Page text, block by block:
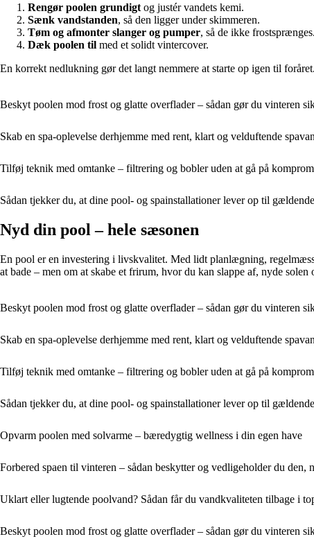
Rengør poolen grundigt og justér vandets kemi.
Sænk vandstanden, så den ligger under skimmeren.
Tøm og afmonter slanger og pumper, så de ikke frostsprænges.
Dæk poolen til med et solidt vintercover.
En korrekt nedlukning gør det langt nemmere at starte op igen til foråret.
Beskyt poolen mod frost og glatte overflader – sådan gør du vinteren
Skab en spa-oplevelse derhjemme med rent, klart og velduftende
Tilføj teknik med omtanke – filtrering og bobler uden at gå på
Sådan tjekker du, at dine pool- og spainstallationer lever op til
Nyd din pool – hele sæsonen
En pool er en investering i livskvalitet. Med lidt planlægning,
at bade – men om at skabe et frirum, hvor du kan slappe af, nyde
Beskyt poolen mod frost og glatte overflader – sådan gør du vinteren
Skab en spa-oplevelse derhjemme med rent, klart og velduftende
Tilføj teknik med omtanke – filtrering og bobler uden at gå på
Sådan tjekker du, at dine pool- og spainstallationer lever op til
Opvarm poolen med solvarme – bæredygtig wellness i din egen have
Forbered spaen til vinteren – sådan beskytter og vedligeholder du den,
Uklart eller lugtende poolvand? Sådan får du vandkvaliteten tilbage i
Beskyt poolen mod frost og glatte overflader – sådan gør du vinteren